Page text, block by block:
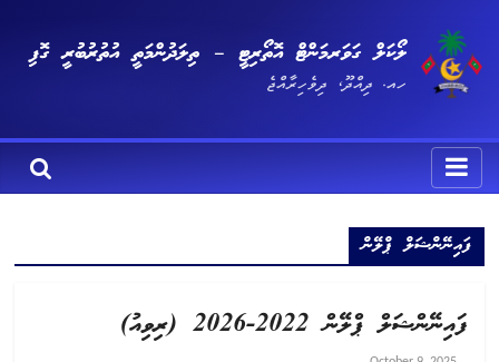
ލޯކަލް ގަވަރމަންޓް އޮތޯރިޓީ – ތިލަދުންމަތީ އުތުރުބުރީ ގޮފި
ހއ. ދިއްދޫ، ދިވެހިރާއްޖެ
ފައިނޭންޝަލް ޕްލޭން
ފައިނޭންޝަލް ޕްލޭން 2022-2026 (ރިވިއު)